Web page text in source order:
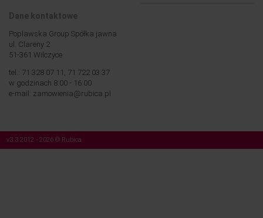
Dane kontaktowe
Poplawska Group Spółka jawna
ul. Clareny 2
51-361 Wilczyce
tel.: 71 328 07 11, 71 722 03 37
w godzinach 8:00 - 16:00
e-mail: zamowienia@rubica.pl
v3.3 2012 - 2026 © Rubica